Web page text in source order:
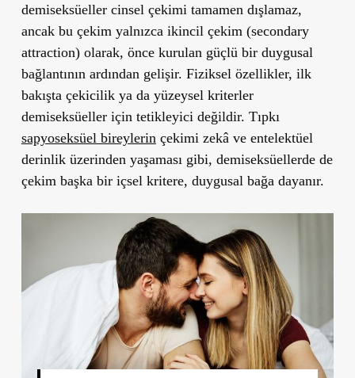
demiseksüeller cinsel çekimi tamamen dışlamaz,
ancak bu çekim yalnızca ikincil çekim (secondary
attraction) olarak, önce kurulan güçlü bir duygusal
bağlantının ardından gelişir. Fiziksel özellikler, ilk
bakışta çekicilik ya da yüzeysel kriterler
demiseksüeller için tetikleyici değildir. Tıpkı
sapyoseksüel bireylerin çekimi zekâ ve entelektüel
derinlik üzerinden yaşaması gibi, demiseksüellerde de
çekim başka bir içsel kritere, duygusal bağa dayanır.